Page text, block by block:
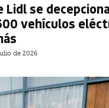
Lidl se
vehículos
de 2026